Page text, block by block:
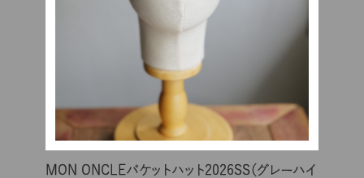
MON ONCLEバケットハット2026SS（グレーハイ